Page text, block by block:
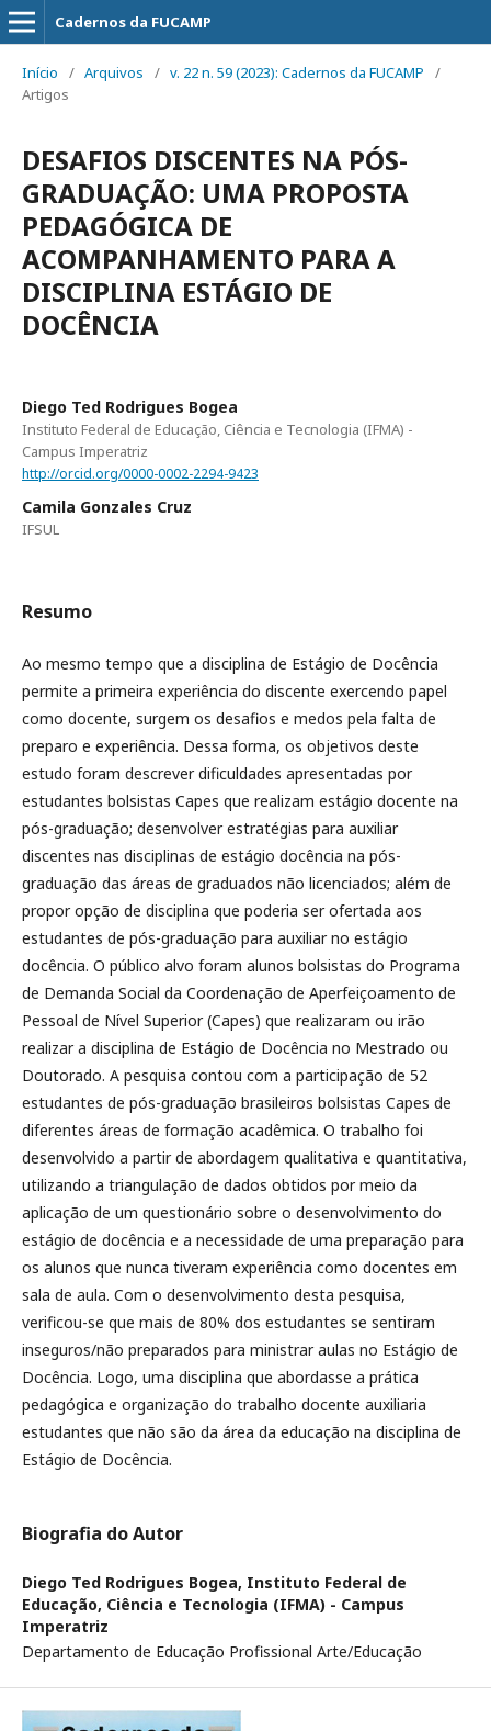
Cadernos da FUCAMP
Início / Arquivos / v. 22 n. 59 (2023): Cadernos da FUCAMP
/
Artigos
DESAFIOS DISCENTES NA PÓS-
GRADUAÇÃO: UMA PROPOSTA
PEDAGÓGICA DE
ACOMPANHAMENTO PARA A
DISCIPLINA ESTÁGIO DE
DOCÊNCIA
Diego Ted Rodrigues Bogea
Instituto Federal de Educação, Ciência e Tecnologia (IFMA) -
Campus Imperatriz
http://orcid.org/0000-0002-2294-9423
Camila Gonzales Cruz
IFSUL
Resumo
Ao mesmo tempo que a disciplina de Estágio de Docência
permite a primeira experiência do discente exercendo papel
como docente, surgem os desafios e medos pela falta de
preparo e experiência. Dessa forma, os objetivos deste
estudo foram descrever dificuldades apresentadas por
estudantes bolsistas Capes que realizam estágio docente na
pós-graduação; desenvolver estratégias para auxiliar
discentes nas disciplinas de estágio docência na pós-
graduação das áreas de graduados não licenciados; além de
propor opção de disciplina que poderia ser ofertada aos
estudantes de pós-graduação para auxiliar no estágio
docência. O público alvo foram alunos bolsistas do Programa
de Demanda Social da Coordenação de Aperfeiçoamento de
Pessoal de Nível Superior (Capes) que realizaram ou irão
realizar a disciplina de Estágio de Docência no Mestrado ou
Doutorado. A pesquisa contou com a participação de 52
estudantes de pós-graduação brasileiros bolsistas Capes de
diferentes áreas de formação acadêmica. O trabalho foi
desenvolvido a partir de abordagem qualitativa e quantitativa,
utilizando a triangulação de dados obtidos por meio da
aplicação de um questionário sobre o desenvolvimento do
estágio de docência e a necessidade de uma preparação para
os alunos que nunca tiveram experiência como docentes em
sala de aula. Com o desenvolvimento desta pesquisa,
verificou-se que mais de 80% dos estudantes se sentiram
inseguros/não preparados para ministrar aulas no Estágio de
Docência. Logo, uma disciplina que abordasse a prática
pedagógica e organização do trabalho docente auxiliaria
estudantes que não são da área da educação na disciplina de
Estágio de Docência.
Biografia do Autor
Diego Ted Rodrigues Bogea, Instituto Federal de
Educação, Ciência e Tecnologia (IFMA) - Campus
Imperatriz
Departamento de Educação Profissional Arte/Educação